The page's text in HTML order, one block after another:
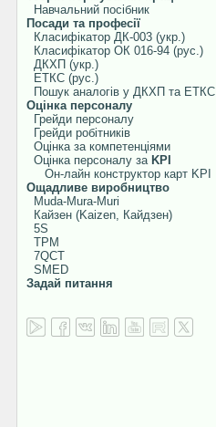
Навчальний посібник
Посади та професії
Класифікатор ДК-003 (укр.)
Класифікатор ОК 016-94 (рус.)
ДКХП (укр.)
ЕТКС (рус.)
Пошук аналогів у ДКХП та ЕТКС
Оцінка персоналу
Грейди персоналу
Грейди робітників
Оцінка за компетенціями
Оцінка персоналу за KPI
Он-лайн конструктор карт KPI
Ощадливе виробництво
Muda-Mura-Muri
Кайзен (Kaizen, Кайдзен)
5S
TPM
7QCT
SMED
Задай питання